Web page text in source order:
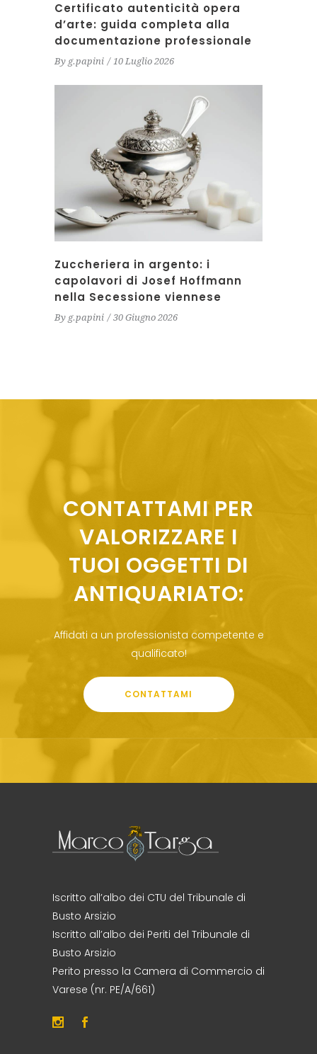
Certificato autenticità opera
d’arte: guida completa alla
documentazione professionale
By g.papini 10 Luglio 2026
Zuccheriera in argento: i
capolavori di Josef Hoffmann
nella Secessione viennese
By g.papini 30 Giugno 2026
CONTATTAMI PER
VALORIZZARE I
TUOI OGGETTI DI
ANTIQUARIATO:
Affidati a un professionista competente e
qualificato!
CONTATTAMI
Iscritto all’albo dei CTU del Tribunale di
Busto Arsizio
Iscritto all’albo dei Periti del Tribunale di
Busto Arsizio
Perito presso la Camera di Commercio di
Varese (nr. PE/A/661)